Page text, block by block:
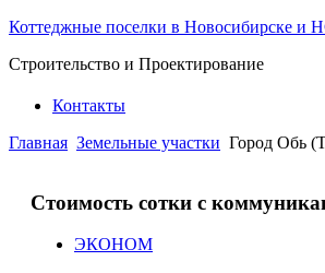
Коттеджные поселки в Новосибирске и
Строительство и Проектирование
Контакты
Главная Земельные участки Город Обь
Стоимость сотки с
ЭКОНОМ